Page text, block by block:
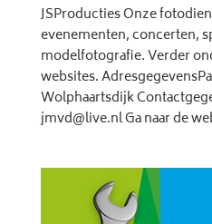
JSProducties Onze
evenementen, concerten,
modelfotografie. Verder
websites.
Wolphaartsdijk
jmvd@live.nl Ga naar de